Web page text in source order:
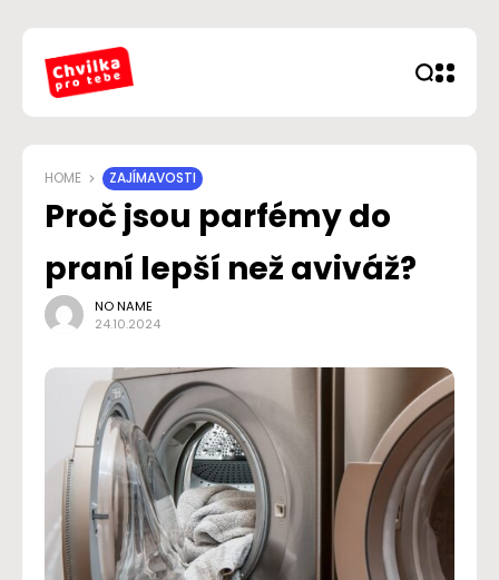
HOME ZAJÍMAVOSTI
Proč jsou parfémy do
praní lepší než aviváž?
NO NAME
24.10.2024